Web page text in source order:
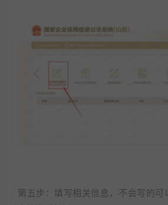
第五步：填写相关信息，不会写的可